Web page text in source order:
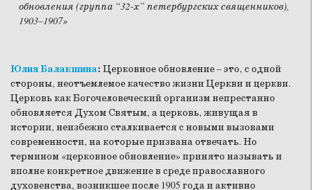
обновления (группа “32-х” петербургских священников),
1903–1907»
Юлия Балакшина: Церковное обновление – это, с одной
стороны, неотъемлемое качество жизни Церкви и церкви.
Церковь как Богочеловеческий организм непрестанно
обновляется Духом Святым, а церковь, живущая в
истории, неизбежно сталкивается с новыми вызовами
современности, на которые призвана отвечать. Но
термином «церковное обновление» принято называть и
вполне конкретное движение в среде православного
духовенства, возникшее после 1905 года и активно